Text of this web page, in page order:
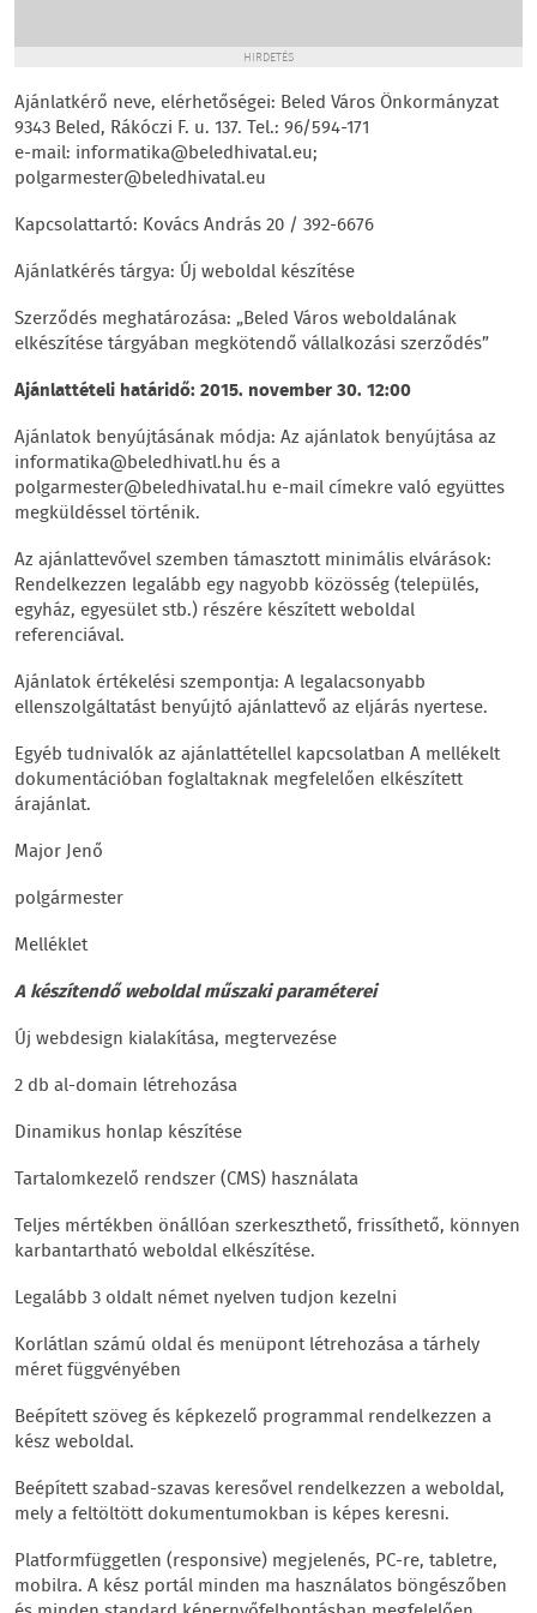
HIRDETÉS
Ajánlatkérő neve, elérhetőségei: Beled Város Önkormányzat
9343 Beled, Rákóczi F. u. 137. Tel.: 96/594-171
e-mail: informatika@beledhivatal.eu;
polgarmester@beledhivatal.eu
Kapcsolattartó: Kovács András 20 / 392-6676
Ajánlatkérés tárgya: Új weboldal készítése
Szerződés meghatározása: „Beled Város weboldalának
elkészítése tárgyában megkötendő vállalkozási szerződés”
Ajánlattételi határidő: 2015. november 30. 12:00
Ajánlatok benyújtásának módja: Az ajánlatok benyújtása az
informatika@beledhivatl.hu és a
polgarmester@beledhivatal.hu e-mail címekre való együttes
megküldéssel történik.
Az ajánlattevővel szemben támasztott minimális elvárások:
Rendelkezzen legalább egy nagyobb közösség (település,
egyház, egyesület stb.) részére készített weboldal
referenciával.
Ajánlatok értékelési szempontja: A legalacsonyabb
ellenszolgáltatást benyújtó ajánlattevő az eljárás nyertese.
Egyéb tudnivalók az ajánlattétellel kapcsolatban A mellékelt
dokumentációban foglaltaknak megfelelően elkészített
árajánlat.
Major Jenő
polgármester
Melléklet
A készítendő weboldal műszaki paraméterei
Új webdesign kialakítása, megtervezése
2 db al-domain létrehozása
Dinamikus honlap készítése
Tartalomkezelő rendszer (CMS) használata
Teljes mértékben önállóan szerkeszthető, frissíthető, könnyen
karbantartható weboldal elkészítése.
Legalább 3 oldalt német nyelven tudjon kezelni
Korlátlan számú oldal és menüpont létrehozása a tárhely
méret függvényében
Beépített szöveg és képkezelő programmal rendelkezzen a
kész weboldal.
Beépített szabad-szavas keresővel rendelkezzen a weboldal,
mely a feltöltött dokumentumokban is képes keresni.
Platformfüggetlen (responsive) megjelenés, PC-re, tabletre,
mobilra. A kész portál minden ma használatos böngészőben